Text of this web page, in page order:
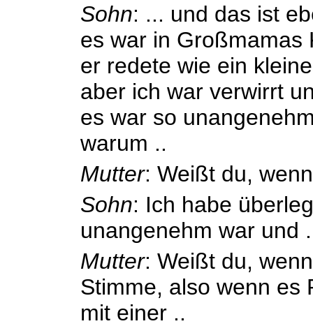
Sohn: ... und das ist
es war in Großmamas
er redete wie ein
aber ich war verwirrt
es war so
warum ..
Mutter: Weißt du,
Sohn: Ich habe
unangenehm war und
Mutter: Weißt du,
Stimme, also wenn es
mit einer ..